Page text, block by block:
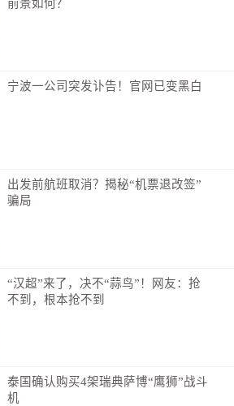
前景如何？
宁波一公司突发讣告！官网已变黑白
出发前航班取消？揭秘“机票退改签”
骗局
“汉超”来了，决不“蒜鸟”！网友：抢
不到，根本抢不到
泰国确认购买4架瑞典萨博“鹰狮”战斗
机